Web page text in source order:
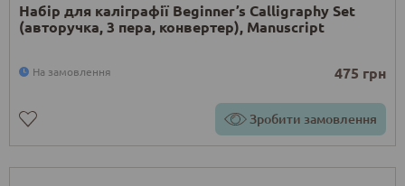
Набір для каліграфії Beginner’s Calligraphy Set
(авторучка, 3 пера, конвертер), Manuscript
На замовлення 475 грн
Зробити замовлення